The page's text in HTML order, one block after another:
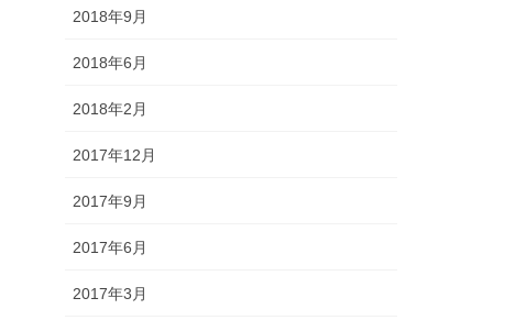
2018年9月
2018年6月
2018年2月
2017年12月
2017年9月
2017年6月
2017年3月